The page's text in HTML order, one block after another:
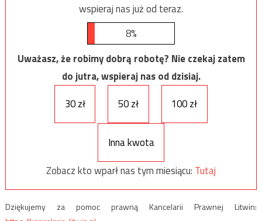
wspieraj nas już od teraz.
8%
Uważasz, że robimy dobrą robotę? Nie czekaj zatem
do jutra, wspieraj nas od dzisiaj.
30 zł
50 zł 100 zł
Inna kwota
Zobacz kto wparł nas tym miesiącu: Tutaj
Dziękujemy za pomoc prawną Kancelarii Prawnej Litwin: